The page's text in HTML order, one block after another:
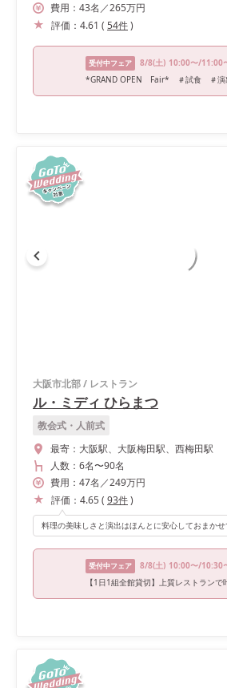
費用： 43名 ／265万円
評価： 4.61 ( 54件)
受付中フェア 8/8(土) 10:00〜/11:00〜/
*GRAND OPEN Fair* ＃試食 ＃演
大阪市北部/ レストラン
ル・ミディ ひらまつ
教会式・人前式
最寄： 大阪駅、大阪梅田駅、西梅田駅
人数： 6名〜90名
費用： 47名 ／249万円
評価： 4.65( 93件)
受付中フェア 8/8(土) 10:00〜/10:30